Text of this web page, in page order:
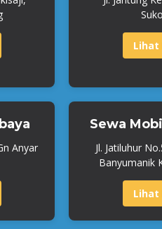
Lihat
Anyar
Sewa
Jl. Jatiluhur
Banyumanik
Lihat